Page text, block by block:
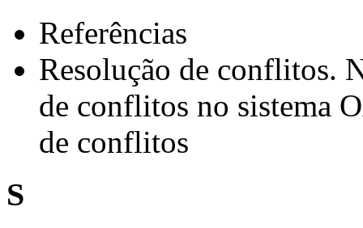
Referências
Resolução de conflitos.
de conflitos no sistema
de conflitos
S